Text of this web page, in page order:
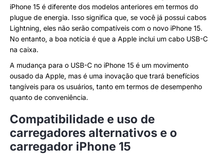
iPhone 15 é diferente dos modelos anteriores em termos do
plugue de energia. Isso significa que, se você já possui cabos
Lightning, eles não serão compatíveis com o novo iPhone 15.
No entanto, a boa notícia é que a Apple inclui um cabo USB-C
na caixa.
A mudança para o USB-C no iPhone 15 é um movimento
ousado da Apple, mas é uma inovação que trará benefícios
tangíveis para os usuários, tanto em termos de desempenho
quanto de conveniência.
Compatibilidade e uso de
carregadores alternativos e o
carregador iPhone 15